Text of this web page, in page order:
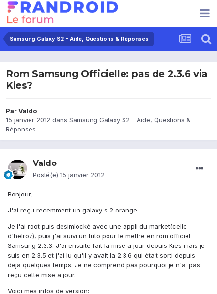
Samsung Galaxy S2 - Aide, Questions & Réponses
Rom Samsung Officielle: pas de 2.3.6 via
Kies?
ParValdo
15 janvier 2012 dans Samsung Galaxy S2 - Aide, Questions &
Réponses
Valdo
Posté(e) 15 janvier 2012
Bonjour,
J'ai reçu recemment un galaxy s 2 orange.
Je l'ai root puis desimlocké avec une appli du market(celle
d'helroz), puis j'ai suivi un tuto pour le mettre en rom officiel
Samsung 2.3.3. J'ai ensuite fait la mise a jour depuis Kies mais je
suis en 2.3.5 et j'ai lu qu'il y avait la 2.3.6 qui était sorti depuis
deja quelques temps. Je ne comprend pas pourquoi je n'ai pas
reçu cette mise a jour.
Voici mes infos de version: